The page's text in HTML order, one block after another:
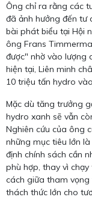
Ông chỉ ra rằng các
đã ảnh hưởng đến tư
bài phát biểu tại Hội
ông Frans
được" nhờ vào lượng
hiện tại, Liên minh
10 triệu tấn hydro
Mặc dù tăng trưởng
hydro xanh sẽ vẫn
Nghiên cứu của ông
những mục tiêu lớn
định chính sách cần
phù hợp, thay vì
cách giữa tham
thách thức lớn cho